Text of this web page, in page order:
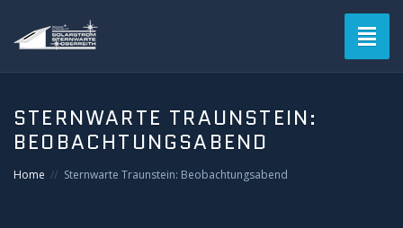
Verein
STERNWARTE TRAUNSTEIN:
BEOBACHTUNGSABEND
Home Sternwarte Traunstein: Beobachtungsabend